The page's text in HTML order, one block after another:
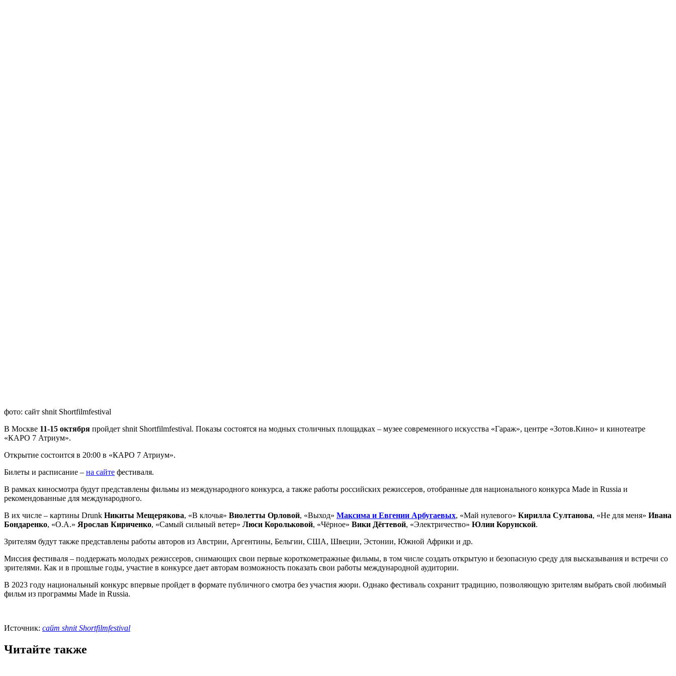
фото: сайт shnit Shortfilmfestival
В Москве 11-15 октября пройдет shnit Shortfilmfestival. Показы состоятся на модных столичных площадках – музее современного искусства «Гараж», центре «Зотов.Кино» и кинотеатре
«КАРО 7 Атриум».
Открытие состоится в 20:00 в «КАРО 7 Атриум».
Билеты и расписание – на сайте фестиваля.
В рамках киносмотра будут представлены фильмы из международного конкурса, а также работы российских режиссеров, отобранные для национального конкурса Made in Russia и
рекомендованные для международного.
В их числе – картины Drunk Никиты Мещерякова, «В клочья» Виолетты Орловой, «Выход» Максима и Евгении Арбугаевых, «Май нулевого» Кирилла Султанова, «Не для меня» Ивана
Бондаренко, «О.А.» Ярослав Кириченко, «Самый сильный ветер» Люси Корольковой, «Чёрное» Вики Дёгтевой, «Электричество» Юлии Корунской.
Зрителям будут также представлены работы авторов из Австрии, Аргентины, Бельгии, США, Швеции, Эстонии, Южной Африки и др.
Миссия фестиваля – поддержать молодых режиссеров, снимающих свои первые короткометражные фильмы, в том числе создать открытую и безопасную среду для высказывания и встречи со
зрителями. Как и в прошлые годы, участие в конкурсе дает авторам возможность показать свои работы международной аудитории.
В 2023 году национальный конкурс впервые пройдет в формате публичного смотра без участия жюри. Однако фестиваль сохранит традицию, позволяющую зрителям выбрать свой любимый
фильм из программы Made in Russia.
Источник: сайт shnit Shortfilmfestival
Читайте также